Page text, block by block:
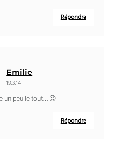
Répondre
Emilie
19.3.14
un peu le tout… 😉
Répondre